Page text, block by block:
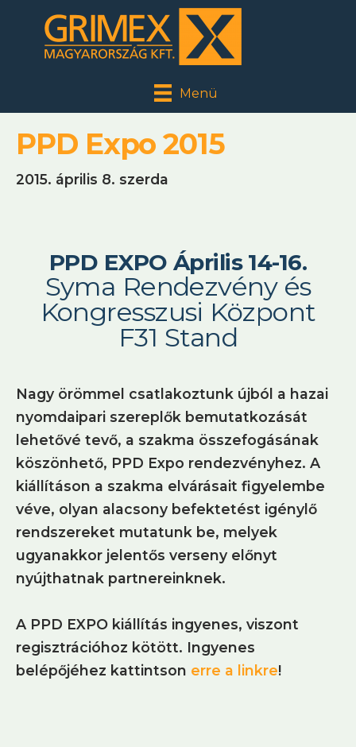
Menü
PPD Expo 2015
2015. április 8. szerda
PPD EXPO Április 14-16.
Syma Rendezvény és
Kongresszusi Központ
F31 Stand
Nagy örömmel csatlakoztunk újból a hazai
nyomdaipari szereplők bemutatkozását
lehetővé tevő, a szakma összefogásának
köszönhető, PPD Expo rendezvényhez. A
kiállításon a szakma elvárásait figyelembe
véve, olyan alacsony befektetést igénylő
rendszereket mutatunk be, melyek
ugyanakkor jelentős verseny előnyt
nyújthatnak partnereinknek.
A PPD EXPO kiállítás ingyenes, viszont
regisztrációhoz kötött. Ingyenes
belépőjéhez kattintson erre a linkre!